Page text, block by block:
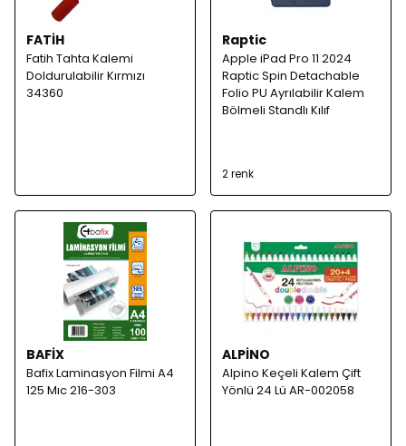
FATİH
Fatih Tahta Kalemi
Doldurulabilir Kırmızı
34360
Raptic
Apple iPad Pro 11 2024
Raptic Spin Detachable
Folio PU Ayrılabilir Kalem
Bölmeli Standlı Kılıf
2 renk
BAFİX
Bafix Laminasyon Filmi A4
125 Mıc 216-303
ALPİNO
Alpino Keçeli Kalem Çift
Yönlü 24 Lü AR-002058